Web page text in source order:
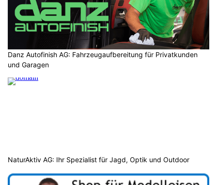
Danz Autofinish AG: Fahrzeugaufbereitung für Privatkunden
und Garagen
NaturAktiv AG: Ihr Spezialist für Jagd, Optik und Outdoor